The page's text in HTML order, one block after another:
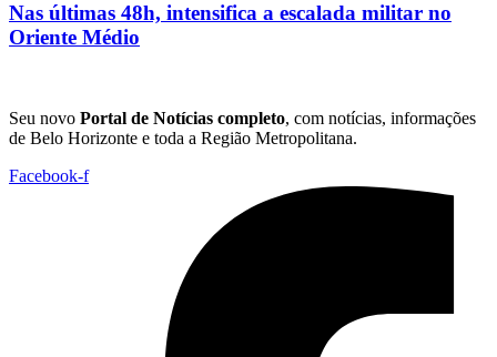
Nas últimas 48h, intensifica a escalada militar no
Oriente Médio
Seu novo Portal de Notícias completo, com notícias, informações
de Belo Horizonte e toda a Região Metropolitana.
Facebook-f